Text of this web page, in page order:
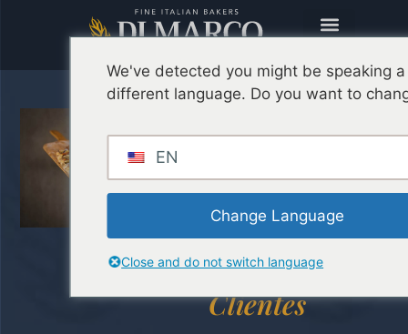
Pinseria
Moderna:
Herramientas
de Marketing
para Atraer
Nuevos
Clientes
We've detected you might be speaking a
different language. Do you want to
EN
Change Language
Close and do not switch language